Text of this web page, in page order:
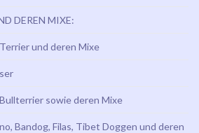
DEREN MIXE:
und deren Mixe
sowie deren Mixe
Bandog, Filas, Tibet Doggen und deren